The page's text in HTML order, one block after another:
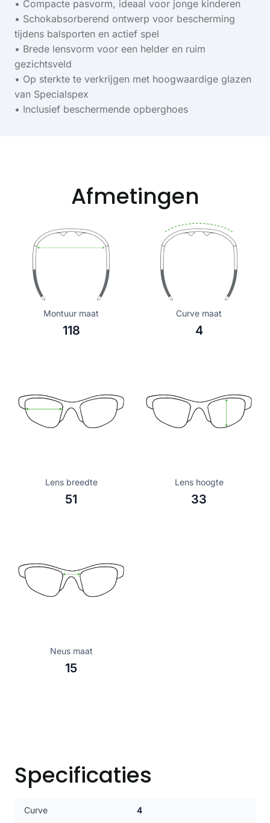
• Compacte pasvorm, ideaal voor jonge kinderen
• Schokabsorberend ontwerp voor bescherming
tijdens balsporten en actief spel
• Brede lensvorm voor een helder en ruim
gezichtsveld
• Op sterkte te verkrijgen met hoogwaardige glazen
van Specialspex
• Inclusief beschermende opberghoes
Afmetingen
Montuur maat
118
Curve maat
4
Lens breedte
51
Lens hoogte
33
Neus maat
15
Specificaties
Curve 4